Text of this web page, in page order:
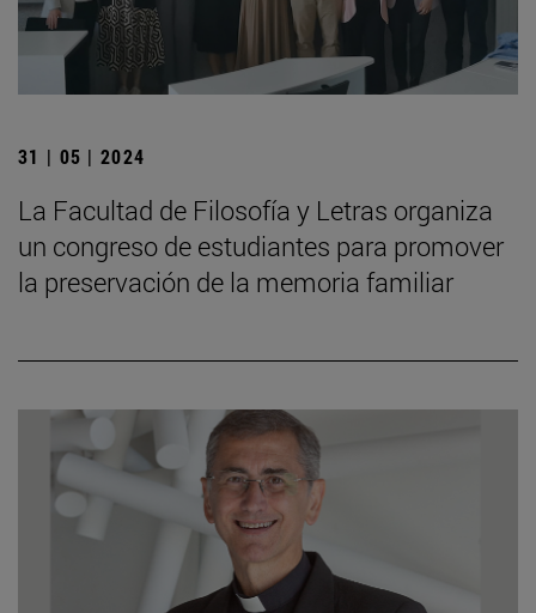
31 | 05 | 2024
La Facultad de Filosofía y Letras organiza
un congreso de estudiantes para promover
la preservación de la memoria familiar